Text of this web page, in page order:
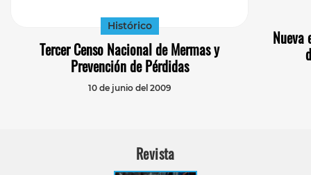
Histórico
Tercer Censo Nacional de Mermas y
Prevención de Pérdidas
10 de junio del 2009
Revista